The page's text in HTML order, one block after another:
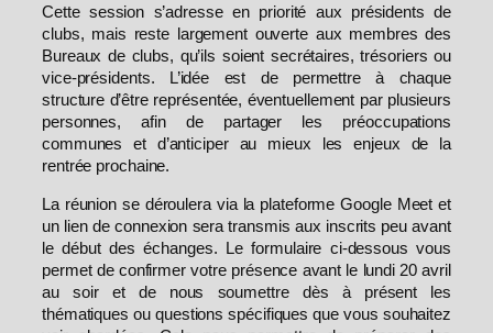
Cette session s’adresse en priorité aux présidents de
clubs, mais reste largement ouverte aux membres des
Bureaux de clubs, qu’ils soient secrétaires, trésoriers ou
vice-présidents. L’idée est de permettre à chaque
structure d’être représentée, éventuellement par plusieurs
personnes, afin de partager les préoccupations
communes et d’anticiper au mieux les enjeux de la
rentrée prochaine.
La réunion se déroulera via la plateforme Google Meet et
un lien de connexion sera transmis aux inscrits peu avant
le début des échanges. Le formulaire ci-dessous vous
permet de confirmer votre présence avant le lundi 20 avril
au soir et de nous soumettre dès à présent les
thématiques ou questions spécifiques que vous souhaitez